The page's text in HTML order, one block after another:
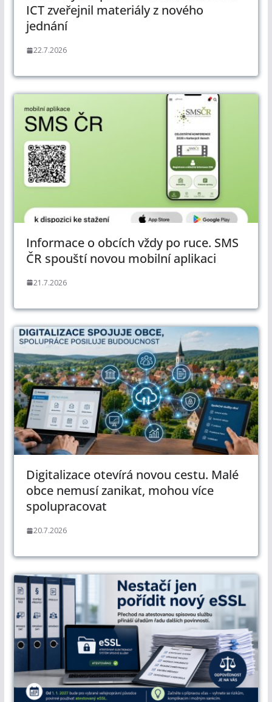
ICT zveřejnil materiály z nového
jednání
22.7.2026
Informace o obcích vždy po ruce. SMS
ČR spouští novou mobilní aplikaci
21.7.2026
Digitalizace otevírá novou cestu. Malé
obce nemusí zanikat, mohou více
spolupracovat
20.7.2026